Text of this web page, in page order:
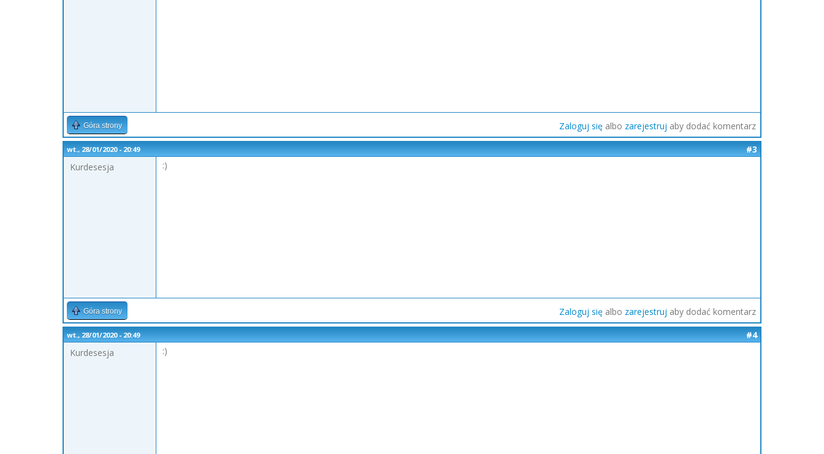
Góra strony Zaloguj się albo zarejestruj aby dodać komentarz
wt., 28/01/2020 - 20:49
#3
Kurdesesja
:)
Góra strony Zaloguj się albo zarejestruj aby dodać komentarz
wt., 28/01/2020 - 20:49
#4
Kurdesesja
:)